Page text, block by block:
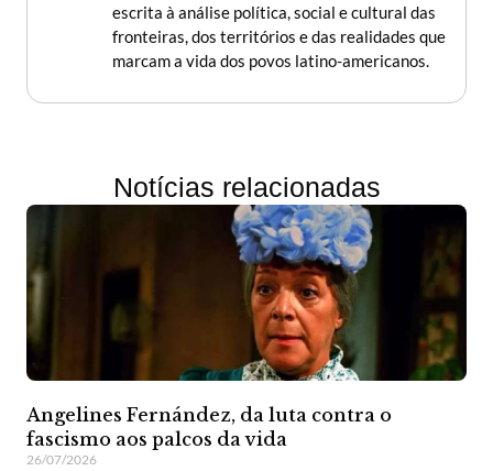
escrita à análise política, social e cultural das
fronteiras, dos territórios e das realidades que
marcam a vida dos povos latino-americanos.
Notícias relacionadas
Angelines Fernández, da luta contra o
fascismo aos palcos da vida
26/07/2026